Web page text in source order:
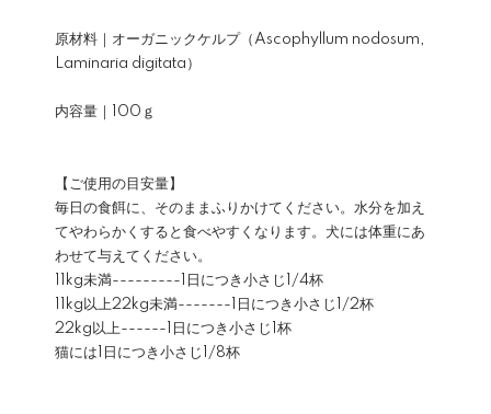
原材料｜オーガニックケルプ（Ascophyllum nodosum,
Laminaria digitata）
内容量｜100ｇ
【ご使用の目安量】
毎日の食餌に、そのままふりかけてください。水分を加え
てやわらかくすると食べやすくなります。犬には体重にあ
わせて与えてください。
11kg未満---------1日につき小さじ1/4杯
11kg以上22kg未満-------1日につき小さじ1/2杯
22kg以上------1日につき小さじ1杯
猫には1日につき小さじ1/8杯